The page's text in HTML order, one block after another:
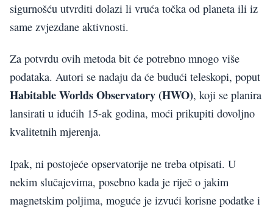
sigurnošću utvrditi dolazi li vruća točka od planeta ili iz
same zvjezdane aktivnosti.
Za potvrdu ovih metoda bit će potrebno mnogo više
podataka. Autori se nadaju da će budući teleskopi, poput
Habitable Worlds Observatory (HWO), koji se planira
lansirati u idućih 15-ak godina, moći prikupiti dovoljno
kvalitetnih mjerenja.
Ipak, ni postojeće opservatorije ne treba otpisati. U
nekim slučajevima, posebno kada je riječ o jakim
magnetskim poljima, moguće je izvući korisne podatke i